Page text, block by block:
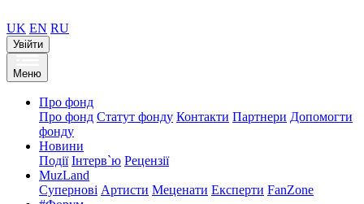
UK EN RU
Увійти
Меню
Про фонд
Про фонд Статут фонду Контакти Партнери Допомогти
фонду
Новини
Події Інтерв`ю Рецензії
MuzLand
Супернові Артисти Меценати Експерти FanZone